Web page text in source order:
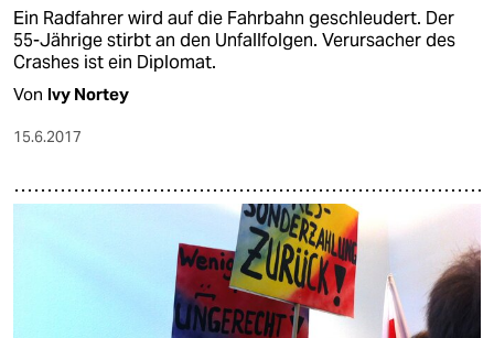
Ein Radfahrer wird auf die Fahrbahn geschleudert. Der
55-Jährige stirbt an den Unfallfolgen. Verursacher des
Crashes ist ein Diplomat.
Von Ivy Nortey
15.6.2017